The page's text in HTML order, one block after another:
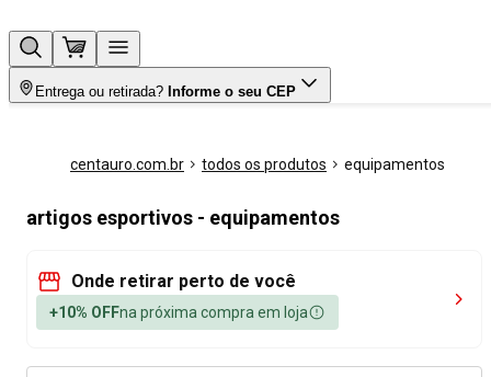
Entrega ou retirada? Informe o seu CEP
centauro.com.br todos os produtos equipamentos
artigos esportivos - equipamentos
Onde retirar perto de você
+10% OFFna próxima compra em loja